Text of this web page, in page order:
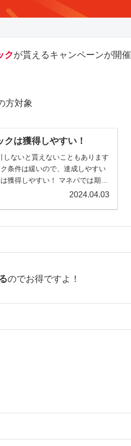
クが貰えるキャンペーンが開催
方対象
クは獲得しやすい！
ないと貰えないこともあります
条件は緩いので、達成しやすい
獲得しやすい！ マネパでは期間
2024.04.03
のでお得ですよ！